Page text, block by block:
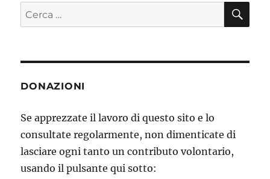
Cerca:
DONAZIONI
Se apprezzate il lavoro di questo sito e lo
consultate regolarmente, non dimenticate di
lasciare ogni tanto un contributo volontario,
usando il pulsante qui sotto: